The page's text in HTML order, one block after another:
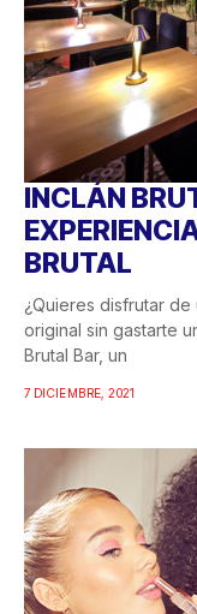
INCLÁN
BRUTAL
¿Quieres disfrutar
original sin gastarte
Brutal Bar, un
7 DICIEMBRE, 2021